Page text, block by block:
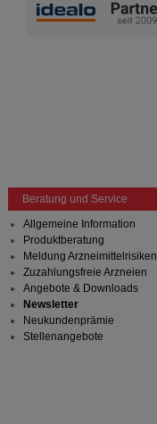
Beratung und Service
Allgemeine Information
Produktberatung
Meldung Arzneimittelrisiken
Zuzahlungsfreie Arzneien
Angebote & Downloads
Newsletter
Neukundenprämie
Stellenangebote